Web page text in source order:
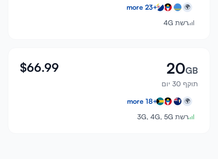
🌍
+
23
רשת 4G
20GB
תוקף 30 יום
$66.99
🌍
+
18
רשת 3G, 4G, 5G